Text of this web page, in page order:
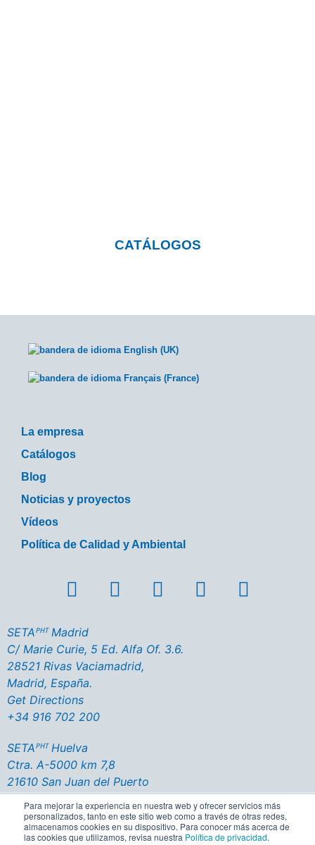
Para mejorar la experiencia en nuestra web y ofrecer servicios más
personalizados, tanto en este sitio web como a través de otras redes,
almacenamos cookies en su dispositivo. Para conocer más acerca de
las cookies que utilizamos, revisa nuestra Política de privacidad.
CATÁLOGOS
La empresa
Catálogos
Blog
Noticias y proyectos
Vídeos
Política de Calidad y Ambiental
SETAᴾᴴᵀ Madrid
C/ Marie Curie, 5 Ed. Alfa Of. 3.6.
28521 Rivas Vaciamadrid,
Madrid, España.
Get Directions
+34 916 702 200
SETAᴾᴴᵀ Huelva
Ctra. A-5000 km 7,8
21610 San Juan del Puerto
Huelva - España
Get Directions
+34 959 356 137